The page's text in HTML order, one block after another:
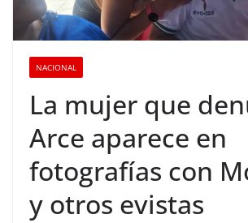
NACIONAL
La mujer que
Arce aparece en
fotografías con
y otros evistas